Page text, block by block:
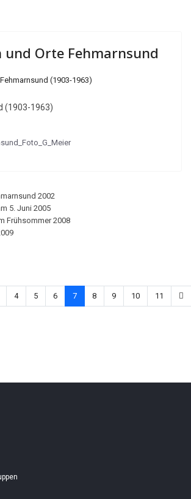
und Orte Fehmarnsund
Fehmarnsund (1903-1963)
(1903-1963)
2002
5. Juni 2005
Frühsommer 2008
4 5 6 7 8 9 10 11